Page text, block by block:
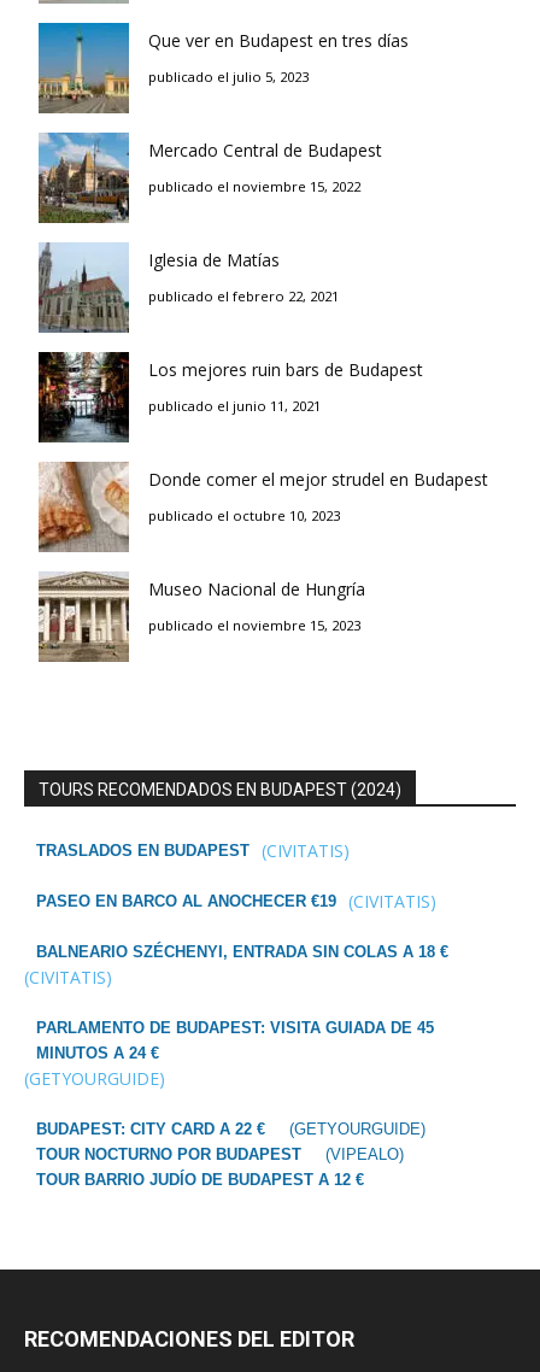
Que ver en Budapest en tres días
publicado el julio 5, 2023
Mercado Central de Budapest
publicado el noviembre 15, 2022
Iglesia de Matías
publicado el febrero 22, 2021
Los mejores ruin bars de Budapest
publicado el junio 11, 2021
Donde comer el mejor strudel en Budapest
publicado el octubre 10, 2023
Museo Nacional de Hungría
publicado el noviembre 15, 2023
TOURS RECOMENDADOS EN BUDAPEST (2024)
TRASLADOS EN BUDAPEST (CIVITATIS)
PASEO EN BARCO AL ANOCHECER €19 (CIVITATIS)
BALNEARIO SZÉCHENYI, ENTRADA SIN COLAS A 18 €
(CIVITATIS)
PARLAMENTO DE BUDAPEST: VISITA GUIADA DE 45
MINUTOS A 24 €
(GETYOURGUIDE)
BUDAPEST: CITY CARD A 22 €
(GETYOURGUIDE)
TOUR NOCTURNO POR BUDAPEST
(VIPEALO)
TOUR BARRIO JUDÍO DE BUDAPEST A 12 €
RECOMENDACIONES DEL EDITOR